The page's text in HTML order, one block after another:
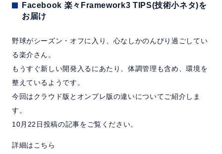
Facebook 楽々Framework3 TIPS(技術小ネタ)を
お届け
野球がシーズン・オフに入り、心なしかのんびり過ごしてい
る楽介さん。
もうすぐ新しい開発入るにあたり、体調管理も含め、環境を
整えているようです。
今回はクラウド版とオンプレ版の違いについてご紹介しま
す。
10月22日投稿の記事をご覧ください。
詳細はこちら